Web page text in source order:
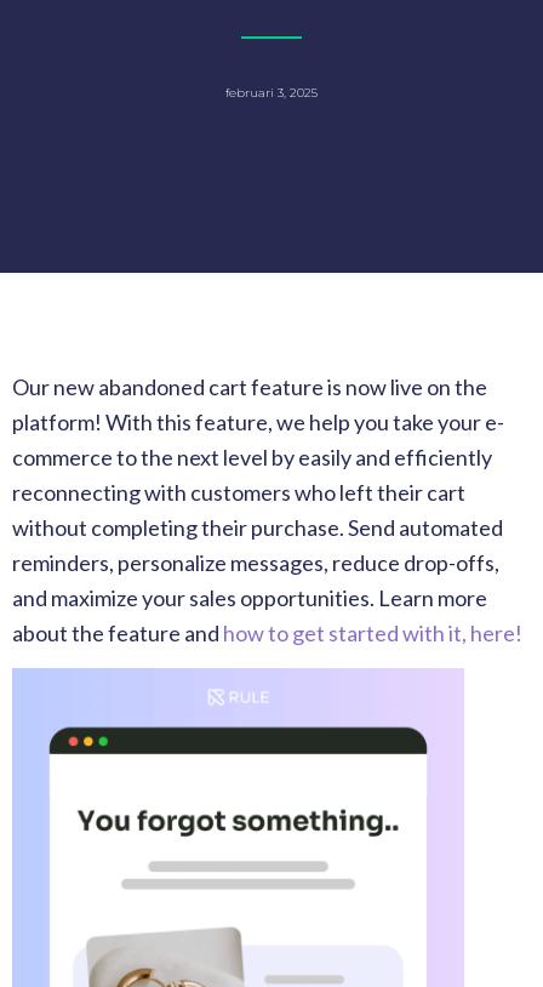
februari 3, 2025
Our new abandoned cart feature is now live on the
platform! With this feature, we help you take your e-
commerce to the next level by easily and efficiently
reconnecting with customers who left their cart
without completing their purchase. Send automated
reminders, personalize messages, reduce drop-offs,
and maximize your sales opportunities. Learn more
about the feature and how to get started with it, here!